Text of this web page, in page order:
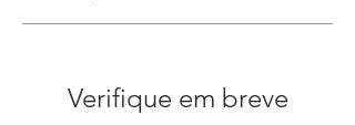
Verifique em breve